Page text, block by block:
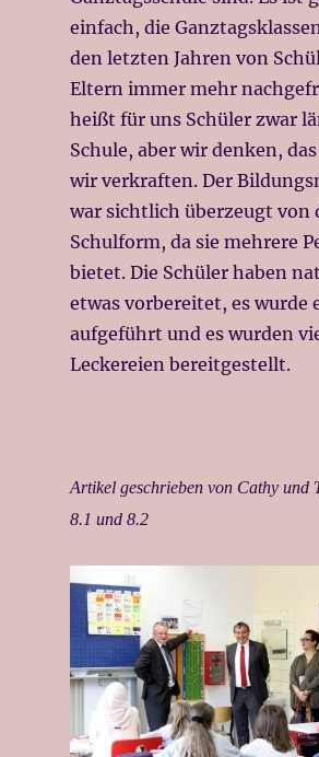
einfach, die
den letzten Jahren von
Eltern immer mehr
heißt für uns Schüler zwar
Schule, aber wir denken,
wir verkraften. Der
war sichtlich überzeugt von
Schulform, da sie mehrere
bietet. Die Schüler haben
etwas vorbereitet, es wurde
aufgeführt und es wurden
Leckereien bereitgestellt.
Artikel geschrieben von Cathy und
8.1 und 8.2